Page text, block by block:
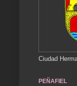
Ciudad
PEÑAFIEL